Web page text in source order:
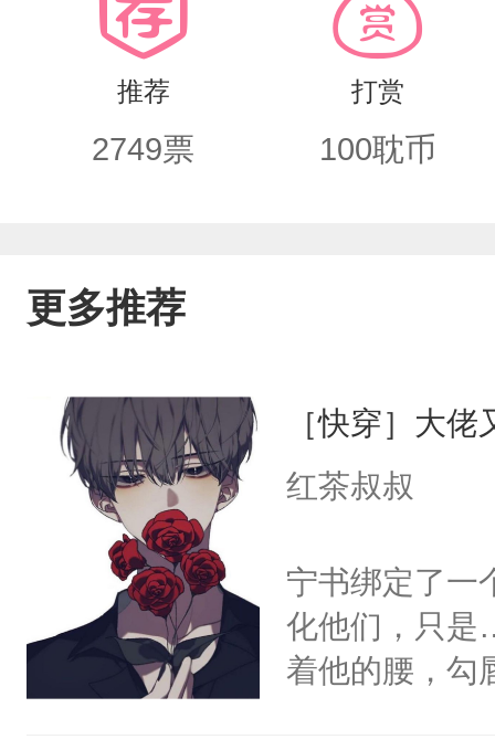
节可+q群：107200911查看如有看到
好，反正看文大家都是图个高兴～
推荐
2749票
打赏
100耽币
更多推荐
［快穿］大
红茶叔叔
宁书绑定了一
化他们，只是
着他的腰，勾